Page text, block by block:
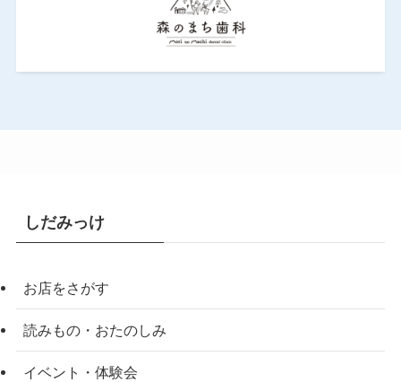
しだみっけ
お店をさがす
読みもの・おたのしみ
イベント・体験会